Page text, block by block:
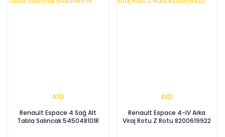
AYD
Renault Espace 4 Sağ Alt
Tabla Salıncak 545048101R
AYD
Renault Espace 4-IV Arka
Viraj Rotu Z Rotu 8200619922